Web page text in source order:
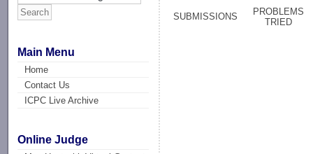
Main Menu
Home
Contact Us
ICPC Live Archive
Online Judge
SUBMISSIONS
PROBLEMS
TRIED